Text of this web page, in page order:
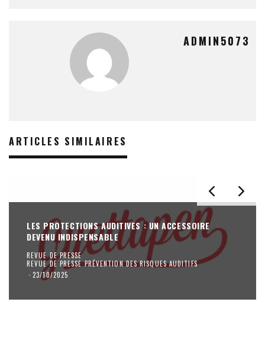
ADMIN5073
ARTICLES SIMILAIRES
LES PROTECTIONS AUDITIVES : UN ACCESSOIRE
DEVENU INDISPENSABLE
REVUE DE PRESSE
REVUE DE PRESSE PRÉVENTION DES RISQUES AUDITIFS
· 23/10/2025